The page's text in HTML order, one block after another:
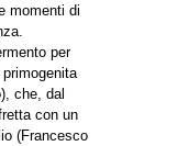
momenti di
per
primogenita
che, dal
con un
(Francesco